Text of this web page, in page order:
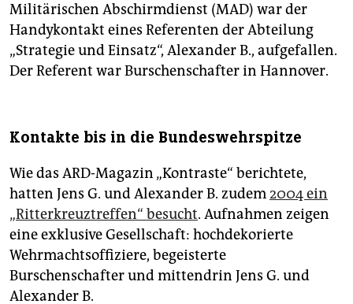
Militärischen Abschirmdienst (MAD) war der
Handykontakt eines Referenten der Abteilung
„Strategie und Einsatz“, Alexander B., aufgefallen.
Der Referent war Burschenschafter in Hannover.
Kontakte bis in die Bundeswehrspitze
Wie das ARD-Magazin „Kon­traste“ berichtete,
hatten Jens G. und Alexander B. zudem2004 ein
„Ritterkreuztreffen“ besucht. Aufnahmen zeigen
eine exklusive Gesellschaft: hochdekorierte
Wehrmachtsoffiziere, begeisterte
Burschenschafter und mittendrin Jens G. und
Alexander B.